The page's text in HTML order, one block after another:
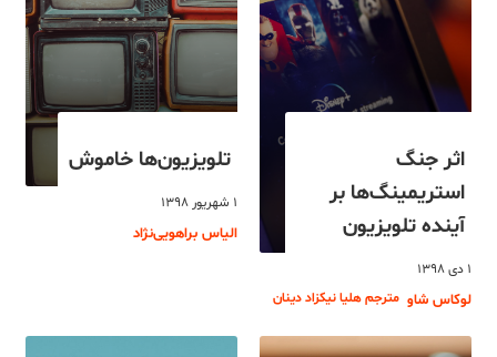
اثر جنگ
استریمینگ‌ها بر
آینده تلویزیون
۱ دی ۱۳۹۸
لوکاس شاو مترجم هلیا نیکزاد دینان
تلویزیون‌ها خاموش
۱ شهریور ۱۳۹۸
الیاس براهویی‌نژاد